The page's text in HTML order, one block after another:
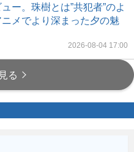
ー。珠樹とは”共犯者”のよ
メでより深まった夕の魅
2026-08-04 17:00
る